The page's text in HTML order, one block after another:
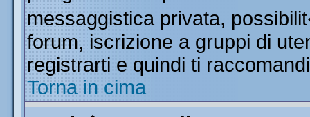
messaggistica privata,
forum, iscrizione a gruppi di
registrarti e quindi ti
Torna in cima